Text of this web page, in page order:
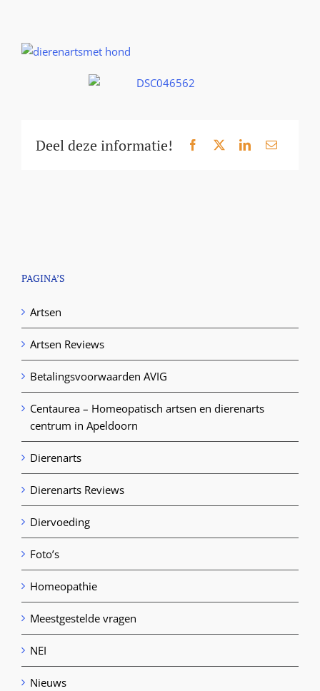
Deel deze informatie!
PAGINA’S
Artsen
Artsen Reviews
Betalingsvoorwaarden AVIG
Centaurea – Homeopatisch artsen en dierenarts
centrum in Apeldoorn
Dierenarts
Dierenarts Reviews
Diervoeding
Foto’s
Homeopathie
Meestgestelde vragen
NEI
Nieuws